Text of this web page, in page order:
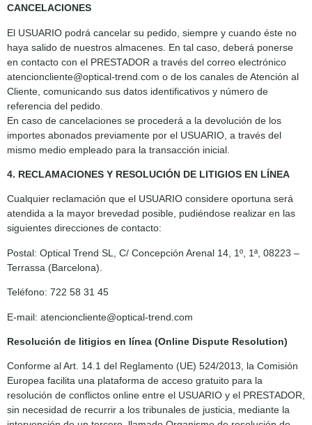
CANCELACIONES
El USUARIO podrá cancelar su pedido, siempre y cuando éste no
haya salido de nuestros almacenes. En tal caso, deberá ponerse
en contacto con el PRESTADOR a través del correo electrónico
atencioncliente@optical-trend.com o de los canales de Atención al
Cliente, comunicando sus datos identificativos y número de
referencia del pedido.
En caso de cancelaciones se procederá a la devolución de los
importes abonados previamente por el USUARIO, a través del
mismo medio empleado para la transacción inicial.
4. RECLAMACIONES Y RESOLUCIÓN DE LITIGIOS EN LÍNEA
Cualquier reclamación que el USUARIO considere oportuna será
atendida a la mayor brevedad posible, pudiéndose realizar en las
siguientes direcciones de contacto:
Postal: Optical Trend SL, C/ Concepción Arenal 14, 1º, 1ª, 08223 –
Terrassa (Barcelona).
Teléfono: 722 58 31 45
E-mail: atencioncliente@optical-trend.com
Resolución de litigios en línea (Online Dispute Resolution)
Conforme al Art. 14.1 del Reglamento (UE) 524/2013, la Comisión
Europea facilita una plataforma de acceso gratuito para la
resolución de conflictos online entre el USUARIO y el PRESTADOR,
sin necesidad de recurrir a los tribunales de justicia, mediante la